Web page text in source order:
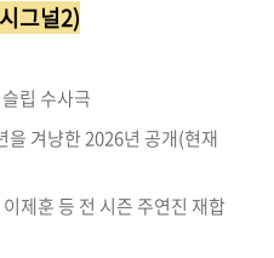
그널2)
립 수사극
을 겨냥한 2026년 공개(현재
제훈 등 전 시즌 주연진 재합